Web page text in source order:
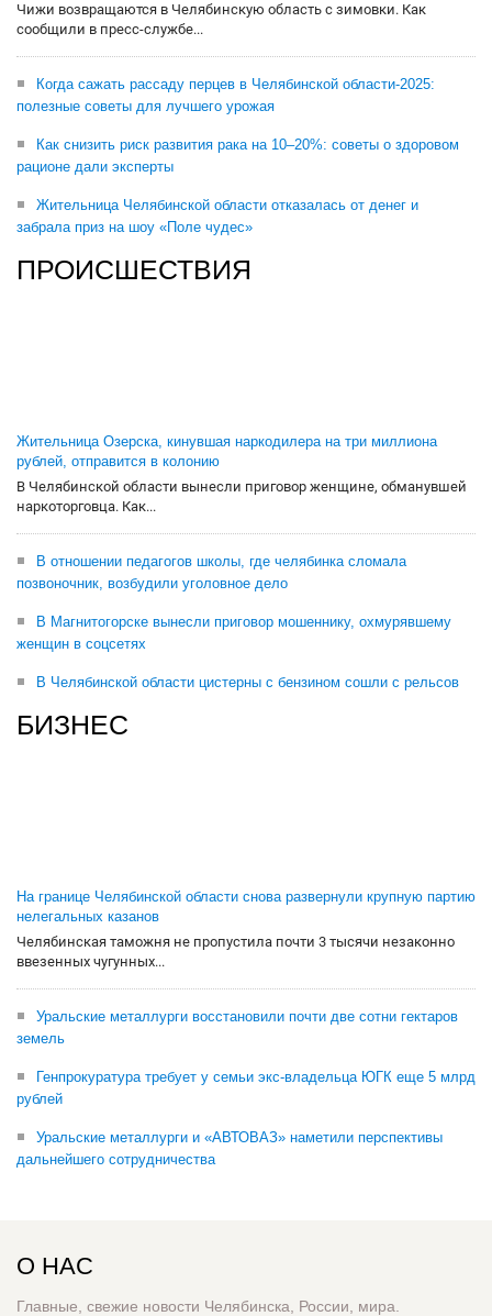
Чижи возвращаются в Челябинскую область с зимовки. Как
сообщили в пресс-службе...
Когда сажать рассаду перцев в Челябинской области-2025:
полезные советы для лучшего урожая
Как снизить риск развития рака на 10–20%: советы о здоровом
рационе дали эксперты
Жительница Челябинской области отказалась от денег и
забрала приз на шоу «Поле чудес»
ПРОИСШЕСТВИЯ
Жительница Озерска, кинувшая наркодилера на три миллиона
рублей, отправится в колонию
В Челябинской области вынесли приговор женщине, обманувшей
наркоторговца. Как...
В отношении педагогов школы, где челябинка сломала
позвоночник, возбудили уголовное дело
В Магнитогорске вынесли приговор мошеннику, охмурявшему
женщин в соцсетях
В Челябинской области цистерны с бензином сошли с рельсов
БИЗНЕС
На границе Челябинской области снова развернули крупную партию
нелегальных казанов
Челябинская таможня не пропустила почти 3 тысячи незаконно
ввезенных чугунных...
Уральские металлурги восстановили почти две сотни гектаров
земель
Генпрокуратура требует у семьи экс-владельца ЮГК еще 5 млрд
рублей
Уральские металлурги и «АВТОВАЗ» наметили перспективы
дальнейшего сотрудничества
О НАС
Главные, свежие новости Челябинска, России, мира.